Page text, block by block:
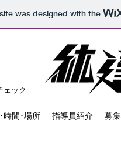
was designed with the
ェック
時間･場所 指導員紹介 募